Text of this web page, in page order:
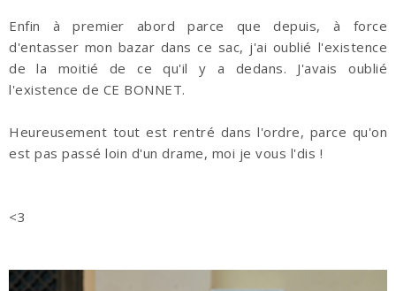
Enfin à premier abord parce que depuis, à force
d'entasser mon bazar dans ce sac, j'ai oublié l'existence
de la moitié de ce qu'il y a dedans. J'avais oublié
l'existence de CE BONNET.
Heureusement tout est rentré dans l'ordre, parce qu'on
est pas passé loin d'un drame, moi je vous l'dis !
<3